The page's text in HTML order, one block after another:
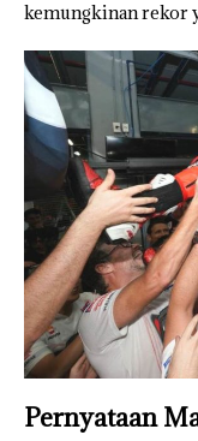
kemungkinan rekor
Pernyataan